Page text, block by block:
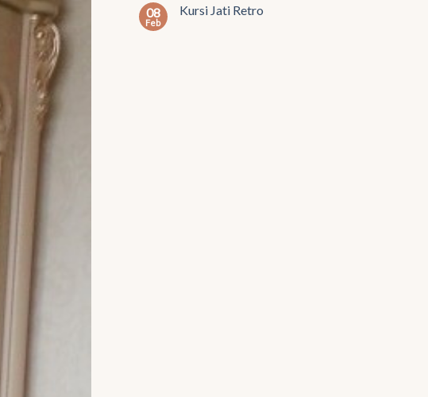
08
Feb
Kursi Jati Retro